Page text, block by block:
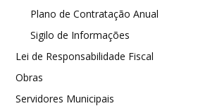
Plano de Contratação Anual
Sigilo de Informações
Lei de Responsabilidade Fiscal
Obras
Servidores Municipais